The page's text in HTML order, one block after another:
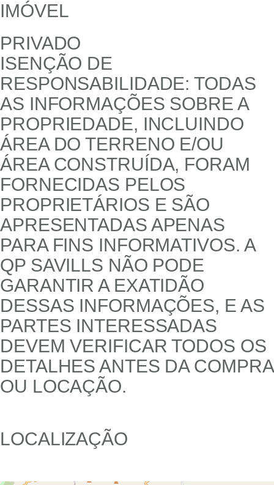
IMÓVEL
PRIVADO
ISENÇÃO DE
RESPONSABILIDADE: TODAS
AS INFORMAÇÕES SOBRE A
PROPRIEDADE, INCLUINDO
ÁREA DO TERRENO E/OU
ÁREA CONSTRUÍDA, FORAM
FORNECIDAS PELOS
PROPRIETÁRIOS E SÃO
APRESENTADAS APENAS
PARA FINS INFORMATIVOS. A
QP SAVILLS NÃO PODE
GARANTIR A EXATIDÃO
DESSAS INFORMAÇÕES, E AS
PARTES INTERESSADAS
DEVEM VERIFICAR TODOS OS
DETALHES ANTES DA COMPRA
OU LOCAÇÃO.
LOCALIZAÇÃO